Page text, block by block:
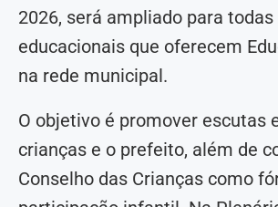
2026, será ampliado para
educacionais que oferecem
na rede municipal.
O objetivo é promover escutas
crianças e o prefeito, além de
Conselho das Crianças como